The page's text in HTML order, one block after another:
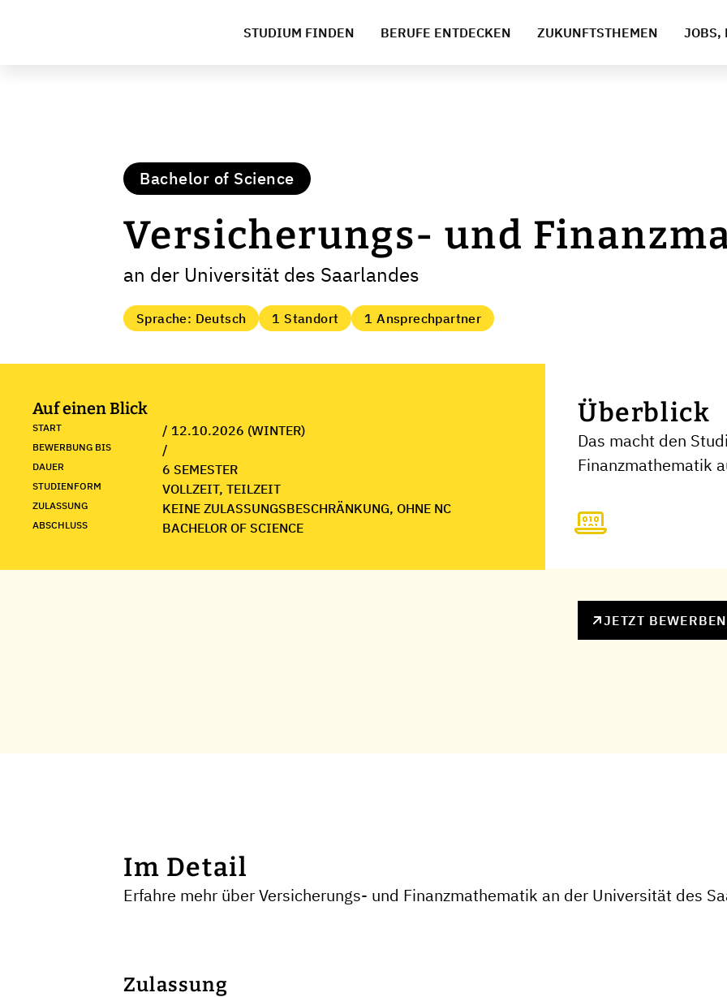
STUDIUM FINDEN BERUFE ENTDECKEN ZUKUNFTSTHEMEN JOBS,
Bachelor of Science
Versicherungs- und
an der Universität des Saarlandes
Sprache: Deutsch 1 Standort 1 Ansprechpartner
Auf einen Blick
START / 12.10.2026 (WINTER)
BEWERBUNG BIS /
DAUER 6 SEMESTER
STUDIENFORM VOLLZEIT, TEILZEIT
ZULASSUNG KEINE ZULASSUNGSBESCHRÄNKUNG, OHNE NC
ABSCHLUSS BACHELOR OF SCIENCE
Überblick
Das macht den
Finanzmathematik
JETZT BEWERBEN
Im Detail
Erfahre mehr über Versicherungs- und Finanzmathematik an der Universität des
Zulassung